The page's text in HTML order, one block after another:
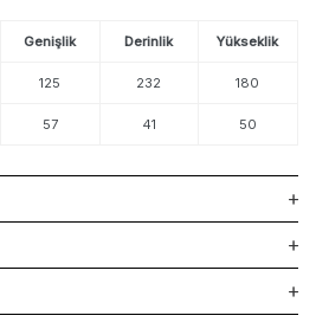
Genişlik Derinlik Yükseklik
125 232 180
57 41 50